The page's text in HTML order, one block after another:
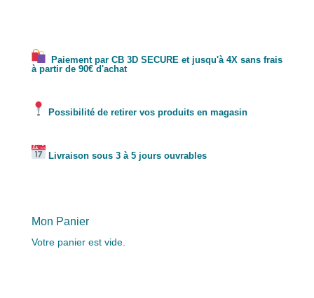
Paiement par CB 3D SECURE et jusqu'à 4X sans frais
à partir de 90€ d'achat
Possibilité de retirer vos produits en magasin
Livraison sous 3 à 5 jours ouvrables
Mon Panier
Votre panier est vide.